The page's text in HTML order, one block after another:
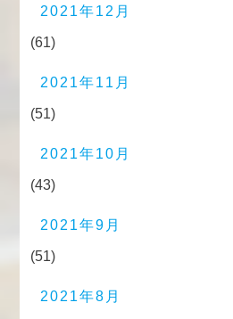
2021年12月
(61)
2021年11月
(51)
2021年10月
(43)
2021年9月
(51)
2021年8月